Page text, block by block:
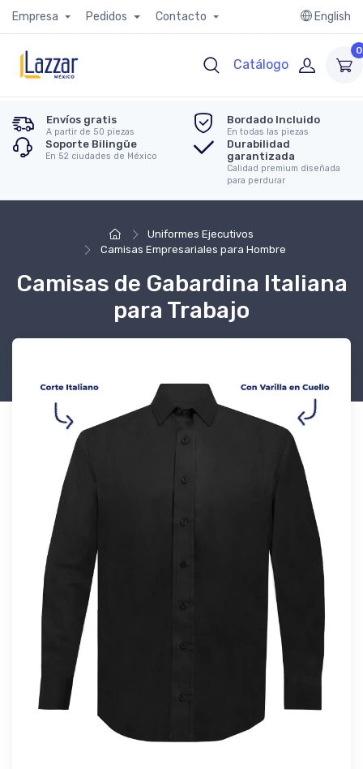
Empresa Pedidos Contacto English
Catálogo
0
Envíos gratis
A partir de 50 piezas
Bordado Incluido
En todas las piezas
Soporte Bilingüe
En 52 ciudades de México
Durabilidad
garantizada
Calidad premium diseñada
para perdurar
Uniformes Ejecutivos
Camisas Empresariales para Hombre
Camisas de Gabardina Italiana
para Trabajo